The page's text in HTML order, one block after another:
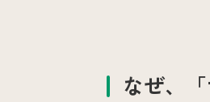
なぜ、